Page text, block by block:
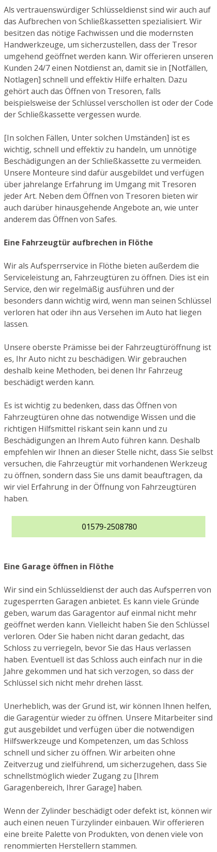
Als vertrauenswürdiger Schlüsseldienst sind wir auch auf
das Aufbrechen von Schließkassetten spezialisiert. Wir
besitzen das nötige Fachwissen und die modernsten
Handwerkzeuge, um sicherzustellen, dass der Tresor
umgehend geöffnet werden kann. Wir offerieren unseren
Kunden 24/7 einen Notdienst an, damit sie in [Notfällen,
Notlagen] schnell und effektiv Hilfe erhalten. Dazu
gehört auch das Öffnen von Tresoren, falls
beispielsweise der Schlüssel verschollen ist oder der Code
der Schließkassette vergessen wurde.
[In solchen Fällen, Unter solchen Umständen] ist es
wichtig, schnell und effektiv zu handeln, um unnötige
Beschädigungen an der Schließkassette zu vermeiden.
Unsere Monteure sind dafür ausgebildet und verfügen
über jahrelange Erfahrung im Umgang mit Tresoren
jeder Art. Neben dem Öffnen von Tresoren bieten wir
auch darüber hinausgehende Angebote an, wie unter
anderem das Öffnen von Safes.
Eine Fahrzeugtür aufbrechen in Flöthe
Wir als Aufsperrservice in Flöthe bieten außerdem die
Serviceleistung an, Fahrzeugtüren zu öffnen. Dies ist ein
Service, den wir regelmäßig ausführen und der
besonders dann wichtig wird, wenn man seinen Schlüssel
verloren hat oder ihn aus Versehen im Auto hat liegen
lassen.
Unsere oberste Prämisse bei der Fahrzeugtüröffnung ist
es, Ihr Auto nicht zu beschädigen. Wir gebrauchen
deshalb keine Methoden, bei denen Ihr Fahrzeug
beschädigt werden kann.
Es ist wichtig zu bedenken, dass das Öffnen von
Fahrzeugtüren ohne das notwendige Wissen und die
richtigen Hilfsmittel riskant sein kann und zu
Beschädigungen an Ihrem Auto führen kann. Deshalb
empfehlen wir Ihnen an dieser Stelle nicht, dass Sie selbst
versuchen, die Fahrzeugtür mit vorhandenen Werkzeug
zu öffnen, sondern dass Sie uns damit beauftragen, da
wir viel Erfahrung in der Öffnung von Fahrzeugtüren
haben.
01579-2508780
Eine Garage öffnen in Flöthe
Wir sind ein Schlüsseldienst der auch das Aufsperren von
zugesperrten Garagen anbietet. Es kann viele Gründe
geben, warum das Garagentor auf einmal nicht mehr
geöffnet werden kann. Vielleicht haben Sie den Schlüssel
verloren. Oder Sie haben nicht daran gedacht, das
Schloss zu verriegeln, bevor Sie das Haus verlassen
haben. Eventuell ist das Schloss auch einfach nur in die
Jahre gekommen und hat sich verzogen, so dass der
Schlüssel sich nicht mehr drehen lässt.
Unerheblich, was der Grund ist, wir können Ihnen helfen,
die Garagentür wieder zu öffnen. Unsere Mitarbeiter sind
gut ausgebildet und verfügen über die notwendigen
Hilfswerkzeuge und Kompetenzen, um das Schloss
schnell und sicher zu öffnen. Wir arbeiten ohne
Zeitverzug und zielführend, um sicherzugehen, dass Sie
schnellstmöglich wieder Zugang zu [Ihrem
Garagenbereich, Ihrer Garage] haben.
Wenn der Zylinder beschädigt oder defekt ist, können wir
auch einen neuen Türzylinder einbauen. Wir offerieren
eine breite Palette von Produkten, von denen viele von
renommierten Herstellern stammen.